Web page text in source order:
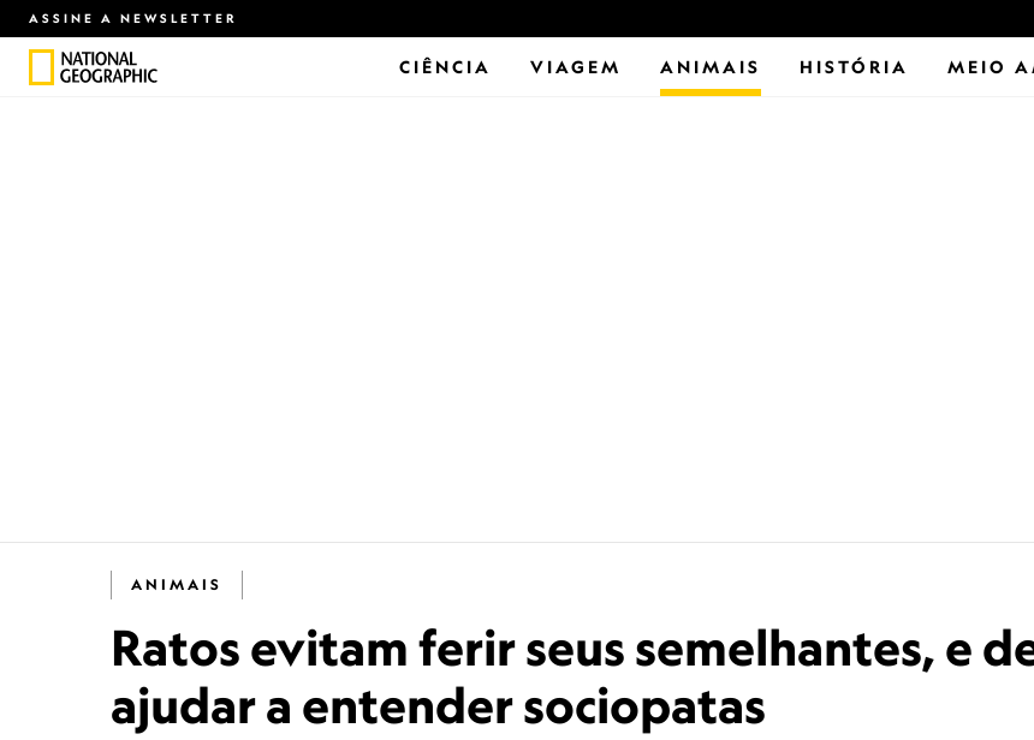
ASSINE A NEWSLETTER
CIÊNCIA VIAGEM ANIMAIS HISTÓRIA MEIO
ANIMAIS
Ratos evitam ferir seus semelhantes, e
ajudar a entender sociopatas